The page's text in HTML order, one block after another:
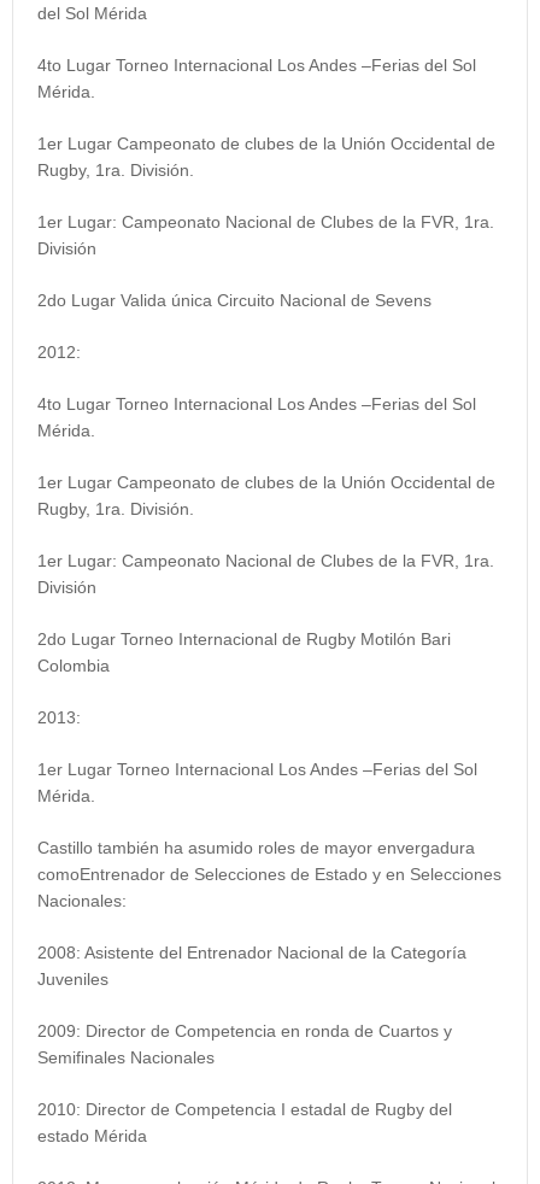
del Sol Mérida
4to Lugar Torneo Internacional Los Andes –Ferias del Sol
Mérida.
1er Lugar Campeonato de clubes de la Unión Occidental de
Rugby, 1ra. División.
1er Lugar: Campeonato Nacional de Clubes de la FVR, 1ra.
División
2do Lugar Valida única Circuito Nacional de Sevens
2012:
4to Lugar Torneo Internacional Los Andes –Ferias del Sol
Mérida.
1er Lugar Campeonato de clubes de la Unión Occidental de
Rugby, 1ra. División.
1er Lugar: Campeonato Nacional de Clubes de la FVR, 1ra.
División
2do Lugar Torneo Internacional de Rugby Motilón Bari
Colombia
2013:
1er Lugar Torneo Internacional Los Andes –Ferias del Sol
Mérida.
Castillo también ha asumido roles de mayor envergadura
comoEntrenador de Selecciones de Estado y en Selecciones
Nacionales:
2008: Asistente del Entrenador Nacional de la Categoría
Juveniles
2009: Director de Competencia en ronda de Cuartos y
Semifinales Nacionales
2010: Director de Competencia I estadal de Rugby del
estado Mérida